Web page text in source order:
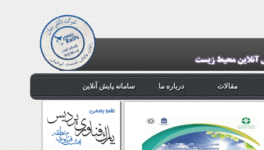
مقالات درباره ما سامانه پایش آنلاین